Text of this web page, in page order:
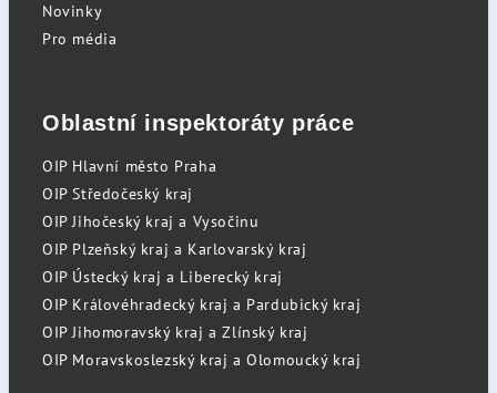
Novinky
Pro média
Oblastní inspektoráty práce
OIP Hlavní město Praha
OIP Středočeský kraj
OIP Jihočeský kraj a Vysočinu
OIP Plzeňský kraj a Karlovarský kraj
OIP Ústecký kraj a Liberecký kraj
OIP Královéhradecký kraj a Pardubický kraj
OIP Jihomoravský kraj a Zlínský kraj
OIP Moravskoslezský kraj a Olomoucký kraj